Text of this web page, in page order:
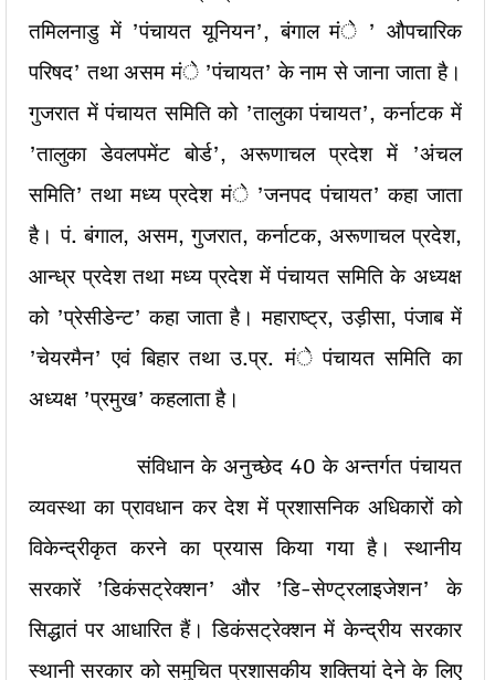
तमिलनाडु में ’पंचायत यूनियन’, बंगाल मंे ’ औपचारिक
परिषद’ तथा असम मंे ’पंचायत’ के नाम से जाना जाता है।
गुजरात में पंचायत समिति को ’तालुका पंचायत’, कर्नाटक में
’तालुका डेवलपमेंट बोर्ड’, अरूणाचल प्रदेश में ’अंचल
समिति’ तथा मध्य प्रदेश मंे ’जनपद पंचायत’ कहा जाता
है। पं. बंगाल, असम, गुजरात, कर्नाटक, अरूणाचल प्रदेश,
आन्ध्र प्रदेश तथा मध्य प्रदेश में पंचायत समिति के अध्यक्ष
को ’प्रेसीडेन्ट’ कहा जाता है। महाराष्ट्र, उड़ीसा, पंजाब में
’चेयरमैन’ एवं बिहार तथा उ.प्र. मंे पंचायत समिति का
अध्यक्ष ’प्रमुख’ कहलाता है।
संविधान के अनुच्छेद 40 के अन्तर्गत पंचायत
व्यवस्था का प्रावधान कर देश में प्रशासनिक अधिकारों को
विकेन्द्रीकृत करने का प्रयास किया गया है। स्थानीय
सरकारें ’डिकंसट्रेक्शन’ और ’डि-सेण्ट्रलाइजेशन’ के
सिद्धातं पर आधारित हैं। डिकंसट्रेक्शन में केन्द्रीय सरकार
स्थानी सरकार को समुचित प्रशासकीय शक्तियां देने के लिए